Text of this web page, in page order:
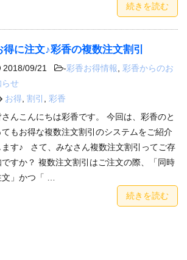
続きを読む
得に注文♪彩香の複数注文割引
2018/09/21 -彩香お得情報
彩香からのお
らせ
お得 割引
彩香
さんこんにちは彩香です。 今回は、彩香のと
てもお得な複数注文割引のシステムをご紹介
ます♪ さて、みなさん複数注文割引ってご存
ですか？ 複数注文割引はご注文の際、「同時
文」かつ「 …
続きを読む